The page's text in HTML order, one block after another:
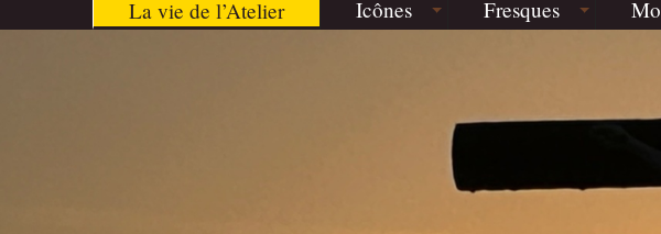
La vie de l’Atelier Icônes Fresques